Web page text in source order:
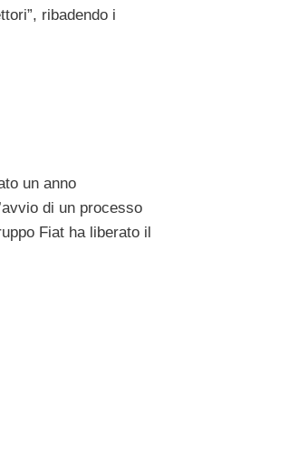
ribadendo i
un anno
di un processo
Fiat ha liberato il